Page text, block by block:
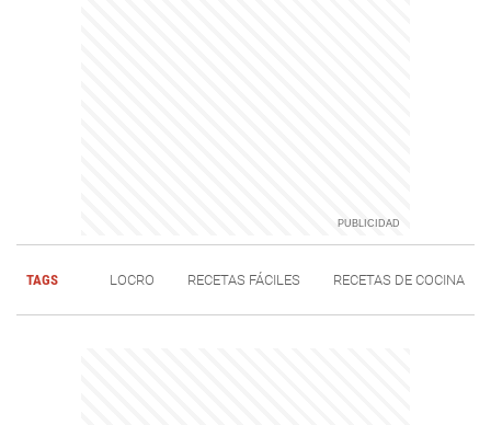
TAGS LOCRO RECETAS FÁCILES RECETAS DE COCINA